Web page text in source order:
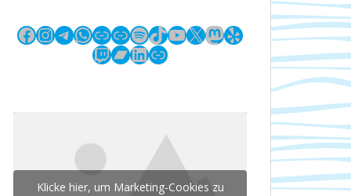
Facebook
Instagram
Telegram
WhatsApp
LinkLinkSpotify
TikTok
YouTube
X Mastodon
Yelp
Twitch
Bandcamp
LinkedIn
Link
Klicke hier, um Marketing-Cookies zu